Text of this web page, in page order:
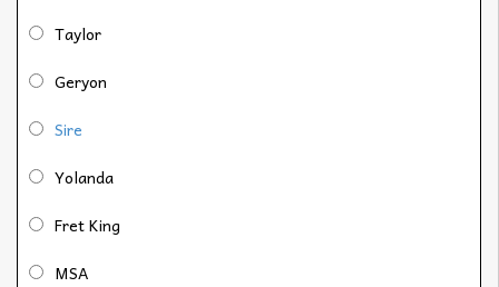
Taylor
Geryon
Sire
Yolanda
Fret King
MSA